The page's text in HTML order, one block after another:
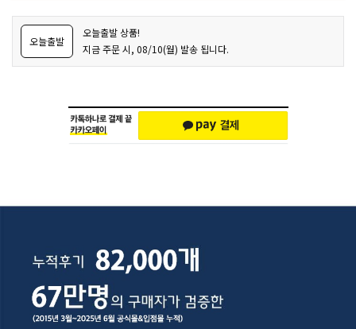
오늘출발
오늘출발 상품!
지금 주문 시, 08/10(월) 발송 됩니다.